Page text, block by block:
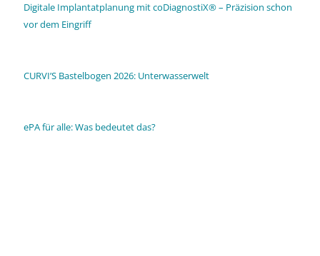
Digitale Implantatplanung mit coDiagnostiX® – Präzision schon
vor dem Eingriff
CURVI’S Bastelbogen 2026: Unterwasserwelt
ePA für alle: Was bedeutet das?